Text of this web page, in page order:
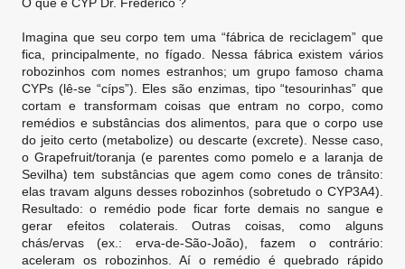
Imagina que seu corpo tem uma “fábrica de reciclagem” que
fica, principalmente, no fígado. Nessa fábrica existem vários
robozinhos com nomes estranhos; um grupo famoso chama
CYPs (lê-se “cíps”). Eles são enzimas, tipo “tesourinhas” que
cortam e transformam coisas que entram no corpo, como
remédios e substâncias dos alimentos, para que o corpo use
do jeito certo (metabolize) ou descarte (excrete). Nesse caso,
o Grapefruit/toranja (e parentes como pomelo e a laranja de
Sevilha) tem substâncias que agem como cones de trânsito:
elas travam alguns desses robozinhos (sobretudo o CYP3A4).
Resultado: o remédio pode ficar forte demais no sangue e
gerar efeitos colaterais. Outras coisas, como alguns
chás/ervas (ex.: erva-de-São-João), fazem o contrário:
aceleram os robozinhos. Aí o remédio é quebrado rápido